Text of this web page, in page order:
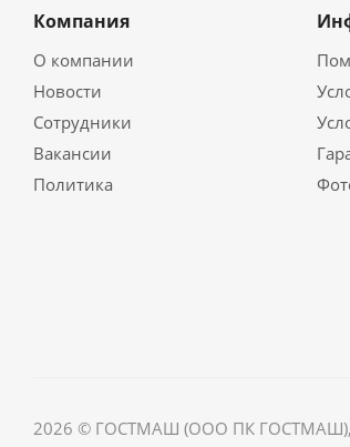
Компания
О компании
Новости
Сотрудники
Вакансии
Политика
2026 © ГОСТМАШ (ООО ПК ГОСТМАШ),